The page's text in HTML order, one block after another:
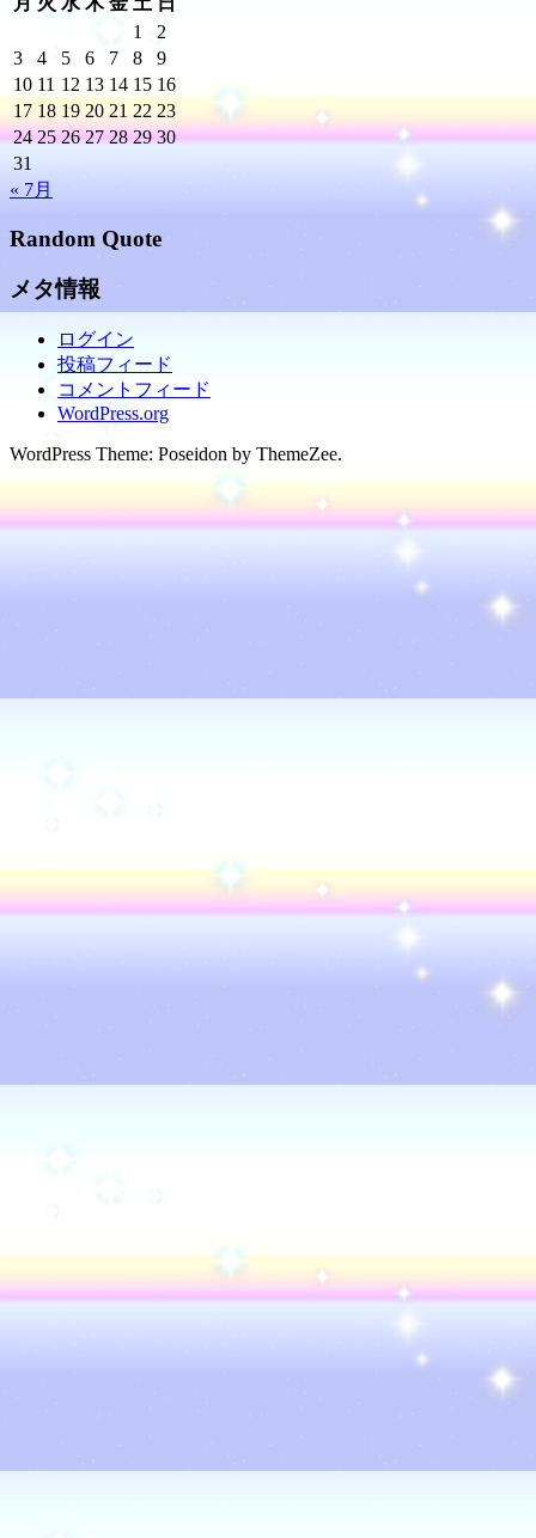
1
2
3
4 5 6 7 8
9
10 11 12 13 14 15 16
17 18 19 20 21 22 23
24 25 26 27 28 29 30
31
« 7月
Random Quote
メタ情報
ログイン
投稿フィード
コメントフィード
WordPress.org
WordPress Theme: Poseidon by ThemeZee.